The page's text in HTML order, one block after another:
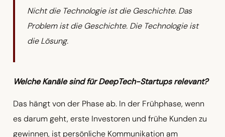
Nicht die Technologie ist die Geschichte. Das
Problem ist die Geschichte. Die Technologie ist
die Lösung.
Welche Kanäle sind für DeepTech-Startups relevant?
Das hängt von der Phase ab. In der Frühphase, wenn
es darum geht, erste Investoren und frühe Kunden zu
gewinnen, ist persönliche Kommunikation am